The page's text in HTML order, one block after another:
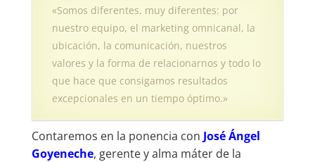
«Somos diferentes, muy diferentes: por
nuestro equipo, el marketing omnicanal, la
ubicación, la comunicación, nuestros
valores y la forma de relacionarnos y todo lo
que hace que consigamos resultados
excepcionales en un tiempo óptimo.»
Contaremos en la ponencia con José Ángel
Goyeneche, gerente y alma máter de la